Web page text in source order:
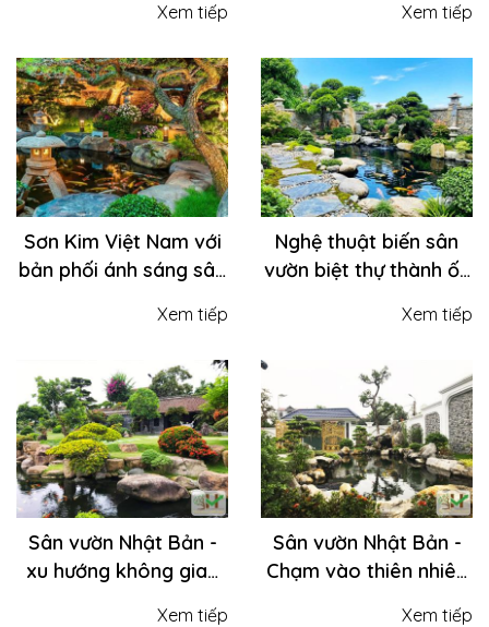
mạo sân vườn từ góc
tiểu cảnh tinh tế
Xem tiếp
thành tuyệt tác thiên
nhiên
Xem tiếp
Sơn Kim Việt Nam với
bản phối ánh sáng sân
bạn lung linh huyền ảo
như cung điện về đêm
Xem tiếp
Nghệ thuật biến sân
vườn biệt thự thành ốc
nhiệt" ngày hè oi bức
Xem tiếp
Sân vườn Nhật Bản -
xu hướng không gian
Xem tiếp
Sân vườn Nhật Bản -
Chạm vào thiên nhiên
Xem tiếp